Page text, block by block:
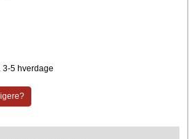
3-5 hverdage